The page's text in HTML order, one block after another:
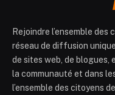
Rejoindre l’ensemble
réseau de diffusion
de sites web, de blogues,
la communauté et dans
l’ensemble des citoyens